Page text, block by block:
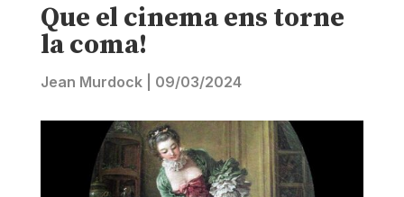
Que el cinema ens torne
la coma!
Jean Murdock| 09/03/2024